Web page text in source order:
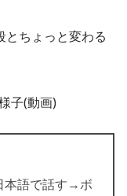
とちょっと変わる
子(動画)
本語で話す→ボ